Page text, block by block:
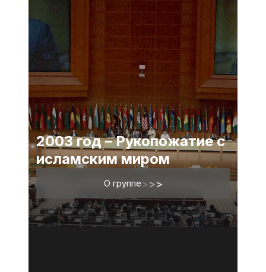
2003 год – Рукопожатие с
исламским миром
О группе>>>